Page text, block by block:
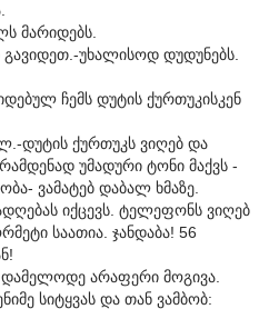
მარიდებს.
უხალისოდ დუდუნებს.
ჩემს დუტის ქურთუკისკენ
დუტის ქურთუკს ვიღებ და
უმადური ტონი მაქვს -
ვამატებ დაბალ ხმაზე.
იქცევს. ტელეფონს ვიღებ
საათია. ჯანდაბა! 56
არაფერი მოგივა.
სიტყვას და თან ვამბობ: